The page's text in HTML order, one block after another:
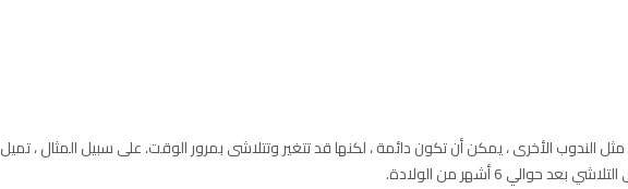
الندوب الأخرى ، يمكن أن تكون دائمة ، لكنها قد تتغير وتتلاشى بمرور الوقت. على سبيل المثال ، تميل
حوالي 6 أشهر من الولادة.